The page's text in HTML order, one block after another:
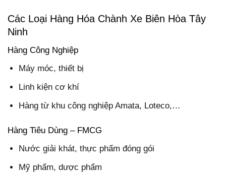
Các Loại Hàng Hóa Chành Xe Biên Hòa Tây
Ninh
Hàng Công Nghiệp
Máy móc, thiết bị
Linh kiện cơ khí
Hàng từ khu công nghiệp Amata, Loteco,…
Hàng Tiêu Dùng – FMCG
Nước giải khát, thực phẩm đóng gói
Mỹ phẩm, dược phẩm